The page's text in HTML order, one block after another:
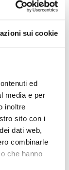
sui cookie
ed
media e per
inoltre
sito con i
dati web,
combinarle
che hanno